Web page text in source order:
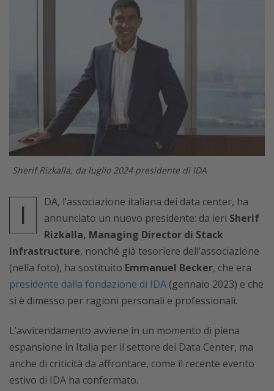
Sherif Rizkalla, da luglio 2024 presidente di IDA
I
DA, l’associazione italiana dei data center, ha
annunciato un nuovo presidente: da ieri Sherif
Rizkalla, Managing Director di Stack
Infrastructure, nonché già tesoriere dell’associazione
(nella foto), ha sostituito Emmanuel Becker, che era
presidente dalla fondazione di IDA (gennaio 2023) e che
si è dimesso per ragioni personali e professionali.
L’avvicendamento avviene in un momento di piena
espansione in Italia per il settore dei Data Center, ma
anche di criticità da affrontare, come il recente evento
estivo di IDA ha confermato.